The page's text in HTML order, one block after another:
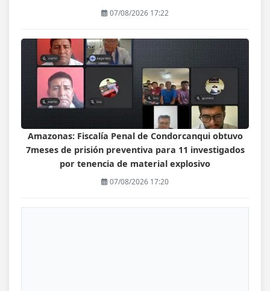
07/08/2026 17:22
Amazonas: Fiscalía Penal de Condorcanqui obtuvo
7meses de prisión preventiva para 11 investigados
por tenencia de material explosivo
07/08/2026 17:20